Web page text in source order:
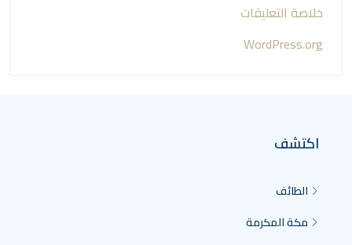
خلاصة التعليقات
WordPress.org
اكتشف
الطائف
مكة المكرمة